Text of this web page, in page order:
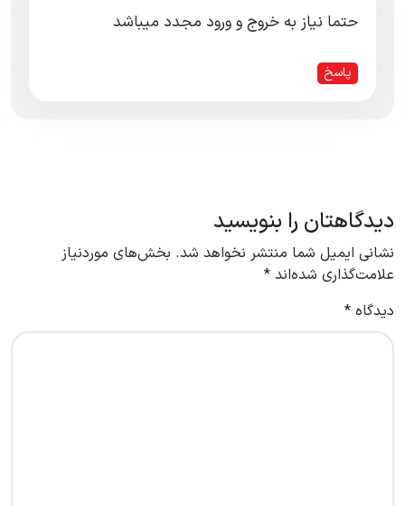
حتما نیاز به خروج و ورود مجدد میباشد
پاسخ
دیدگاهتان را بنویسید
نشانی ایمیل شما منتشر نخواهد شد. بخش‌های موردنیاز
علامت‌گذاری شده‌اند *
دیدگاه *